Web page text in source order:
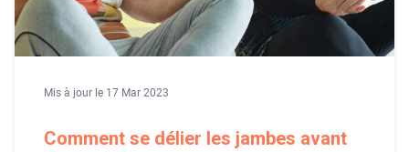
Mis à jour le 17 Mar 2023
Comment se délier les jambes avant